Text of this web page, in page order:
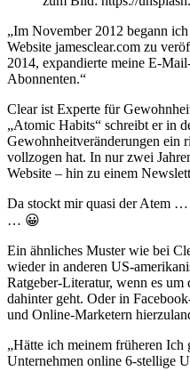
„Im November 2012 begann
Website jamesclear.com zu
2014, expandierte meine E-
Abonnenten.“
Clear ist Experte für
„Atomic Habits“ schreibt er in
Gewohnheitveränderungen ein
vollzogen hat. In nur zwei
Website – hin zu einem
Da stockt mir quasi der Atem
… 😀
Ein ähnliches Muster wie bei
wieder in anderen US-
Ratgeber-Literatur, wenn es
dahinter geht. Oder in
und Online-Marketern
„Hätte ich meinem früheren Ich
Unternehmen online 6-stellige